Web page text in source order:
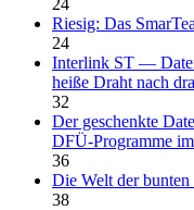
Riesig: Das
24
Interlink ST —
heiße Draht nach
32
Der geschenkte
DFÜ-Programme
36
Die Welt der
38